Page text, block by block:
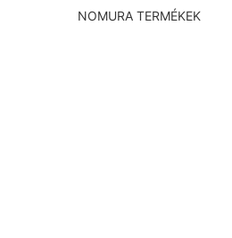
NOMURA TERMÉKEK